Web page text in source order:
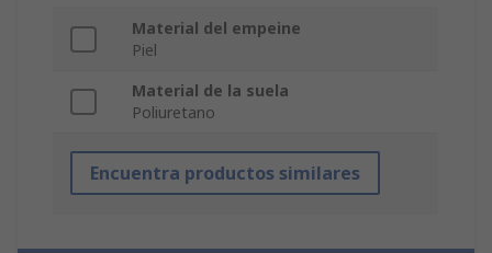
Material del empeine
Piel
Material de la suela
Poliuretano
Encuentra productos similares